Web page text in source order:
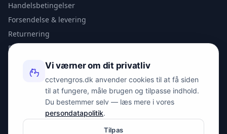
Handelsbetingelser
Forsendelse & levering
Returnering
Privatlivspolitik
KONTAKT
info@spyman.dk
Peter Bangs Vej 153, 2000 Frederiksberg
Vi værner om dit privatliv
cctvengros.dk anvender cookies til at få siden
til at fungere, måle brugen og tilpasse indhold.
Du bestemmer selv — læs mere i vores
persondatapolitik.
Tilpas